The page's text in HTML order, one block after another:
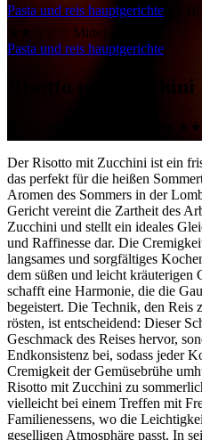
Pasta und reis hauptgerichte ⏱
★★☆☆☆ Mittelschwer
Pasta und reis hauptgerichte
Risotto mit Zucchini
Der Risotto mit Zucchini ist ein
das perfekt für die heißen
Aromen des Sommers in der
Gericht vereint die Zartheit des
Zucchini und stellt ein ideales
und Raffinesse dar. Die
langsames und sorgfältiges
dem süßen und leicht kräuterigen
schafft eine Harmonie, die die
begeistert. Die Technik, den Reis
rösten, ist entscheidend: Dieser
Geschmack des Reises hervor,
Endkonsistenz bei, sodass jeder
Cremigkeit der Gemüsebrühe
Risotto mit Zucchini zu
vielleicht bei einem Treffen mit
Familienessens, wo die
geselligen Atmosphäre passt. In